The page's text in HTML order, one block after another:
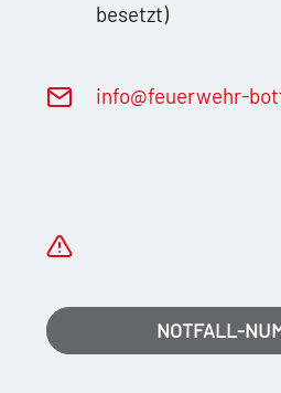
besetzt)
nf f rw hr-b
NOTFALL-